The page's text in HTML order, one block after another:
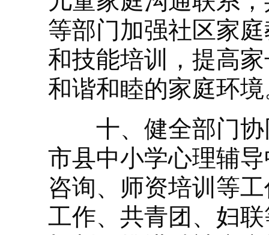
等部门加强社区家
和技能培训，提高
和谐和睦的家庭环
十、健全部门协
市县中小学心理辅
咨询、师资培训等
工作、共青团、妇